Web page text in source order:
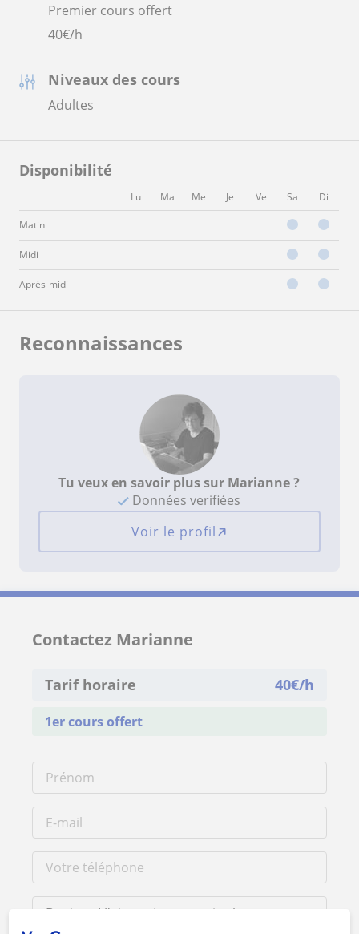
Premier cours offert
40€/h
Niveaux des cours
Adultes
Disponibilité
Lu Ma Me Je Ve Sa Di
Matin
Midi
Après-midi
Reconnaissances
Tu veux en savoir plus sur Marianne ?
Données verifiées
Voir le profil
Contactez Marianne
Tarif horaire 40€/h
1er cours offert